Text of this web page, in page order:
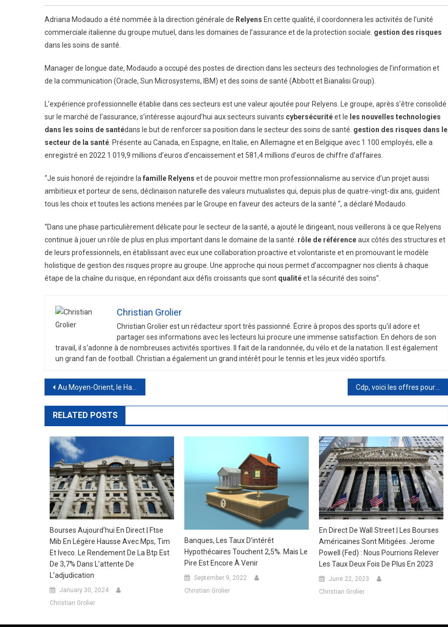
Adriana Modaudo a été nommée à la direction générale de Relyens En cette qualité, il coordonnera les activités de l’unité
commerciale italienne du groupe mutuel, dans les domaines de l’assurance et de la protection sociale. gestion des risques
dans les soins de santé.
Manager de longue date, Modaudo a occupé des postes de direction dans les secteurs des technologies de l’information et
de la communication (Oracle, Sun Microsystems, IBM) et des soins de santé (Abbott et Bianalisi Group).
L’expérience professionnelle établie dans ces secteurs est une valeur ajoutée pour Relyens. Le groupe, après s’être consolidé
sur le marché de l’assurance, s’intéresse aujourd’hui aux secteurs suivants cybersécuritéet le les nouvelles technologies
dans les soins de santédans le but de renforcer sa position dans le secteur des soins de santé. gestion des risques dans le
secteur de la santé. Présente au Canada, en Espagne, en Italie, en Allemagne et en Belgique avec 1 100 employés, elle a
enregistré en 2022 1 019,9 millions d’euros d’encaissement et 581,4 millions d’euros de chiffre d’affaires.
“Je suis honoré de rejoindre lafamille Relyens et de pouvoir mettre mon professionnalisme au service d’un projet aussi
ambitieux et porteur de sens, déclinaison naturelle des valeurs mutualistes qui, depuis plus de quatre-vingt-dix ans, guident
tous les choix et toutes les actions menées par le Groupe en faveur des acteurs de la santé “, a déclaré Modaudo.
“Dans une phase particulièrement délicate pour le secteur de la santé, a ajouté le dirigeant, nous veillerons à ce que Relyens
continue à jouer un rôle de plus en plus important dans le domaine de la santé. rôle de référenceaux côtés des structures et
de leurs professionnels, en établissant avec eux une collaboration proactive et volontariste et en promouvant le modèle
holistique de gestion des risques propre au groupe. Une approche qui nous permet d’accompagner nos clients à chaque
étape de la chaîne du risque, en répondant aux défis croissants que sont qualitéet la sécurité des soins”.
Christian Grolier
Christian Gro lierestun rédacteursporttrès passionné. Écrire àpropos des sports qu‘il adore et
partagerses informations avec les lecteurs ui procure une immense satisfaction. En dehors de son
travail , il s‘adonne àde nombreuses activités sportives. faitde larandonnée, du vé lo etde lanatation. estégalement
un grand fan de football . Christian aégalementun grand intérêtpour le tennis et les jeuxvidéo sportifs.
Post
navigation
Au Moyen-Orient, le Hamas appelle les pays musulmans à lui fournir des armes. Les prix du pétrole rebondissent fortement Cdp, voici les offres pour le réaménagement de l’ancienne caserne Guido Reni à Rome
RELATED POSTS
Bourses Aujourd’hui En Direct | Ftse
Mib En Légère Hausse Avec Mps, Tim
Et Iveco. Le Rendement De La Btp Est
De 3,7% Dans L’attente De
L’adjudication
January 30, 2024
Christian Grolier
Banques, Les Taux D’intérêt
Hypothécaires Touchent 2,5%. Mais Le
Pire Est Encore À Venir
September 9, 2022
Christian Grolier
En Direct De Wall Street | Les Bourses
Américaines Sont Mitigées. Jerome
Powell (Fed) : Nous Pourrions Relever
Les Taux Deux Fois De Plus En 2023
June 22, 2023
Christian Grolier